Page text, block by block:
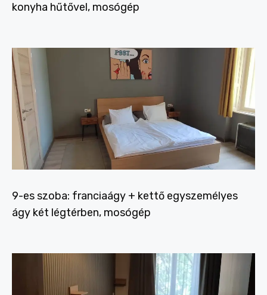
konyha hűtővel, mosógép
9-es szoba: franciaágy + kettő egyszemélyes
ágy két légtérben, mosógép